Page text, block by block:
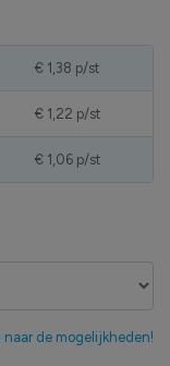
naar de mogelijkheden!
€ 1,38 p/st
€ 1,22 p/st
€ 1,06p/st